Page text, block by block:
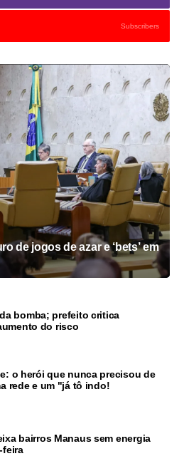
Subscribers
de jogos de azar e ‘bets’ em
bomba; prefeito critica
do risco
o herói que nunca precisou de
rede e um "já tô indo!
bairros Manaus sem energia
feira